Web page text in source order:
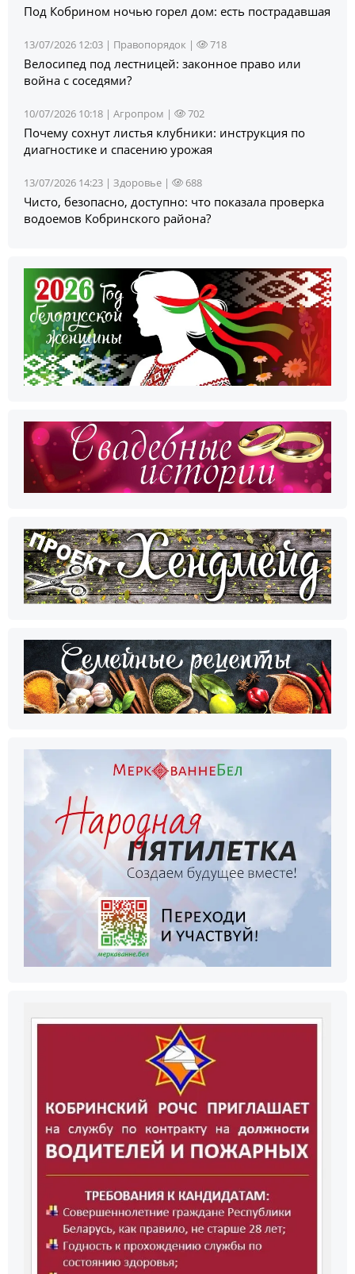
Под Кобрином ночью горел дом: есть пострадавшая
13/07/2026 12:03 | Правопорядок | 718
Велосипед под лестницей: законное право или
война с соседями?
10/07/2026 10:18 | Агропром | 702
Почему сохнут листья клубники: инструкция по
диагностике и спасению урожая
13/07/2026 14:23 | Здоровье | 688
Чисто, безопасно, доступно: что показала проверка
водоемов Кобринского района?